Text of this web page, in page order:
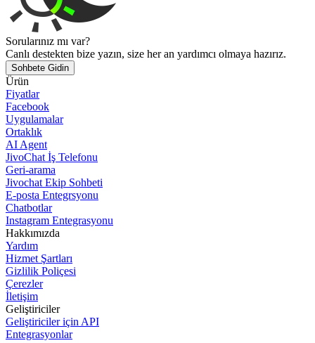
Sorularınız mı var?
Canlı destekten bize yazın, size her an yardımcı olmaya hazırız.
Sohbete Gidin
Ürün
Fiyatlar
Facebook
Uygulamalar
Ortaklık
AI Agent
JivoChat İş Telefonu
Geri-arama
Jivochat Ekip Sohbeti
E-posta Entegrsyonu
Chatbotlar
Instagram Entegrasyonu
Hakkımızda
Yardım
Hizmet Şartları
Gizlilik Poliçesi
Çerezler
İletişim
Geliştiriciler
Geliştiriciler için API
Entegrasyonlar